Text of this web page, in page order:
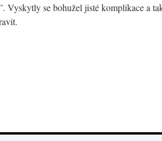
se bohužel jisté komplikace a